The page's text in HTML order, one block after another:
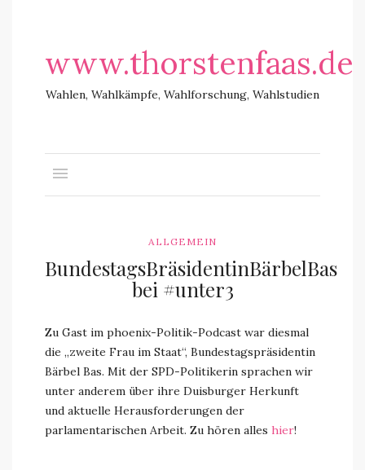
www.thorstenfaas.de
Wahlen, Wahlkämpfe, Wahlforschung, Wahlstudien
ALLGEMEIN
BundestagsBräsidentinBärbelBas
bei #unter3
Zu Gast im phoenix-Politik-Podcast war diesmal
die „zweite Frau im Staat“, Bundestagspräsidentin
Bärbel Bas. Mit der SPD-Politikerin sprachen wir
unter anderem über ihre Duisburger Herkunft
und aktuelle Herausforderungen der
parlamentarischen Arbeit. Zu hören alles hier!